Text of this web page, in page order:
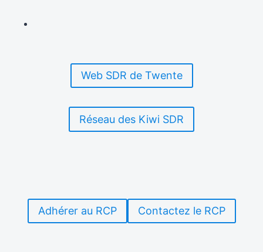
Web SDR de Twente
Réseau des Kiwi SDR
Adhérer au RCP Contactez le RCP